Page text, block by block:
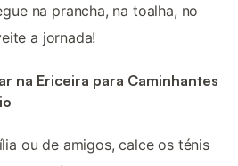
na prancha, na toalha, no
a jornada!
na Ericeira para Caminhantes
ou de amigos, calce os ténis